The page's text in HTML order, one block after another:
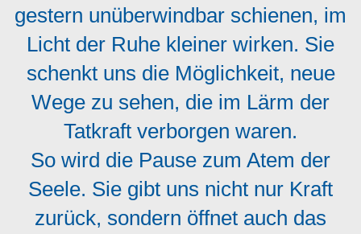
gestern unüberwindbar schienen, im
Licht der Ruhe kleiner wirken. Sie
schenkt uns die Möglichkeit, neue
Wege zu sehen, die im Lärm der
Tatkraft verborgen waren.
So wird die Pause zum Atem der
Seele. Sie gibt uns nicht nur Kraft
zurück, sondern öffnet auch das